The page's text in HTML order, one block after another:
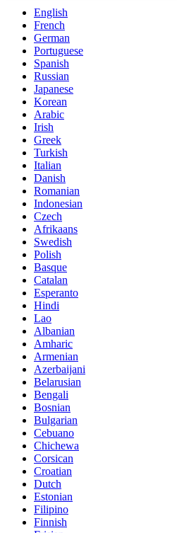
English
French
German
Portuguese
Spanish
Russian
Japanese
Korean
Arabic
Irish
Greek
Turkish
Italian
Danish
Romanian
Indonesian
Czech
Afrikaans
Swedish
Polish
Basque
Catalan
Esperanto
Hindi
Lao
Albanian
Amharic
Armenian
Azerbaijani
Belarusian
Bengali
Bosnian
Bulgarian
Cebuano
Chichewa
Corsican
Croatian
Dutch
Estonian
Filipino
Finnish